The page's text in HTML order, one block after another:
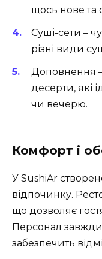
щось нове та
Суші-сети –
різні види
Доповнення –
десерти, які
чи вечерю.
Комфорт і
У SushiAr
відпочинку.
що дозволяє
Персонал завжди
забезпечить